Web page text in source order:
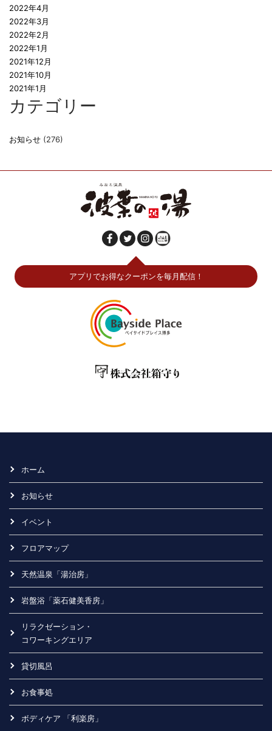
2022年4月
2022年3月
2022年2月
2022年1月
2021年12月
2021年10月
2021年1月
カテゴリー
お知らせ (276)
アプリでお得なクーポンを毎月配信！
ホーム
お知らせ
イベント
フロアマップ
天然温泉「湯治房」
岩盤浴「薬石健美香房」
リラクゼーション・
コワーキングエリア
貸切風呂
お食事処
ボディケア 「利楽房」